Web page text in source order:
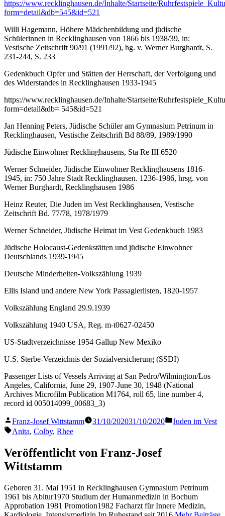
https://www.recklinghausen.de/Inhalte/Startseite/
form=detail&db=545&id=521
Willi Hagemann, Höhere Mädchenbildung und jüdische
Schülerinnen in Recklinghausen von 1866 bis 1938/39, in:
Vestische Zeitschrift 90/91 (1991/92), hg. v. Werner Burghardt, S.
231-244, S. 233
Gedenkbuch Opfer und Stätten der Herrschaft, der Verfolgung und
des Widerstandes in Recklinghausen 1933-1945
https://www.recklinghausen.de/Inhalte/Startseite/
form=detail&db= 545&id=521
Jan Henning Peters, Jüdische Schüler am Gymnasium Petrinum in
Recklinghausen, Vestische Zeitschrift Bd 88/89, 1989/1990
Jüdische Einwohner Recklinghausens, Sta Re III 6520
Werner Schneider, Jüdische Einwohner Recklinghausens 1816-
1945, in: 750 Jahre Stadt Recklinghausen. 1236-1986, hrsg. von
Werner Burghardt, Recklinghausen 1986
Heinz Reuter, Die Juden im Vest Recklinghausen, Vestische
Zeitschrift Bd. 77/78, 1978/1979
Werner Schneider, Jüdische Heimat im Vest Gedenkbuch 1983
Jüdische Holocaust-Gedenkstätten und jüdische Einwohner
Deutschlands 1939-1945
Deutsche Minderheiten-Volkszählung 1939
Ellis Island und andere New York Passagierlisten, 1820-1957
Volkszählung England 29.9.1939
Volkszählung 1940 USA, Reg. m-t0627-02450
US-Stadtverzeichnisse 1954 Gallup New Mexiko
U.S. Sterbe-Verzeichnis der Sozialversicherung (SSDI)
Passenger Lists of Vessels Arriving at San Pedro/Wilmington/Los
Angeles, California, June 29, 1907-June 30, 1948 (National
Archives Microfilm Publication M1764, roll 65, line number 4,
record id 005014099_00683_3)
Veröffentlicht
von
Franz-Josef Wittstamm 31/10/202031/10/2020
Veröffentlicht
Juden im Vest
Schlagwörter:
Anita, Colby, Rhee
Veröffentlicht von Franz-Josef
Wittstamm
Geboren 31. Mai 1951 in Recklinghausen Gymnasium Petrinum
1961 bis Abitur1970 Studium der Humanmedizin in Bochum
Approbation 1981 Promotion1982 Facharzt für Innere Medizin,